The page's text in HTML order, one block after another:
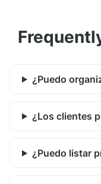
¿Puedo
¿Los clientes
¿Puedo listar